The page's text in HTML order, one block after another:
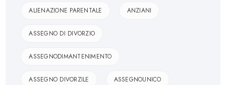
ALIENAZIONE PARENTALE ANZIANI
ASSEGNO DI DIVORZIO
ASSEGNODIMANTENIMENTO
ASSEGNO DIVORZILE ASSEGNOUNICO